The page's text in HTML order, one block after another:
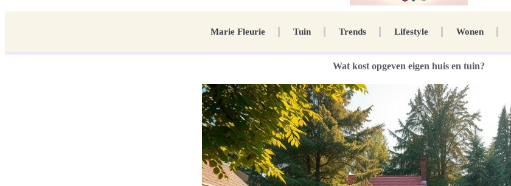
Marie Fleurie Tuin Trends Lifestyle Wonen
Wat kost opgeven eigen huis en tuin?